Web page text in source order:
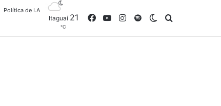
Política de I.A
Itaguaí 21
℃
FacebookYouTubeInstagram
SpotifySwitch skin